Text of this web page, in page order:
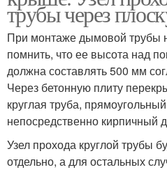
трубы через
При монтаже дымовой трубы
помнить, что ее высота над
должна составлять 500 мм
Через бетонную плиту
круглая труба,
непосредственно кирпичный
Узел прохода круглой трубы
отдельно, а для остальных